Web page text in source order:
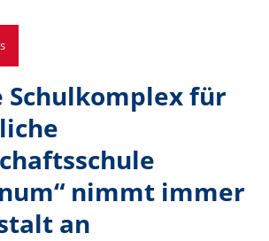
Schulkomplex für
nimmt immer
an